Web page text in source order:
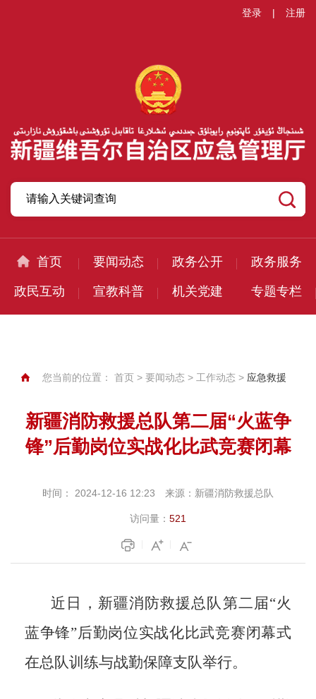
登录 | 注册
首页 要闻动态 政务公开 政务服务
政民互动 宣教科普 机关党建 专题专栏
您当前的位置： 首页 > 要闻动态 > 工作动态 > 应急救援
新疆消防救援总队第二届“火蓝争
锋”后勤岗位实战化比武竞赛闭幕
时间： 2024-12-16 12:23 来源： 新疆消防救援总队
访问量： 521
近日，新疆消防救援总队第二届“火
蓝争锋”后勤岗位实战化比武竞赛闭幕式
在总队训练与战勤保障支队举行。